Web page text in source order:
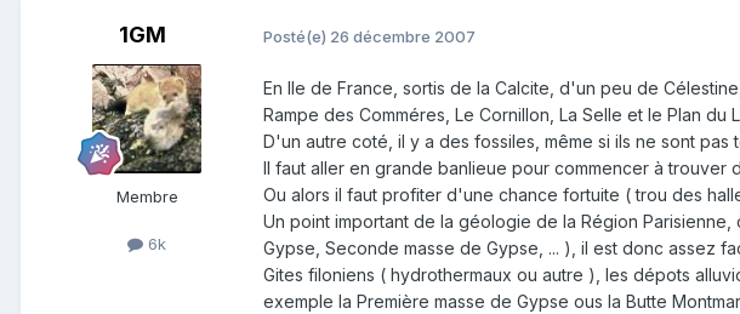
1GM
Membre
6k
Posté(e) 26 décembre 2007
En Ile de France, sortis de la Calcite, d'un peu de
Rampe des Comméres, Le Cornillon, La Selle et le Plan
D'un autre coté, il y a des fossiles, même si ils ne sont pas
Il faut aller en grande banlieue pour commencer à trouver
Ou alors il faut profiter d'une chance fortuite ( trou des
Un point important de la géologie de la Région
Gypse, Seconde masse de Gypse, ... ), il est donc assez
Gites filoniens ( hydrothermaux ou autre ), les dépots
exemple la Première masse de Gypse ous la Butte